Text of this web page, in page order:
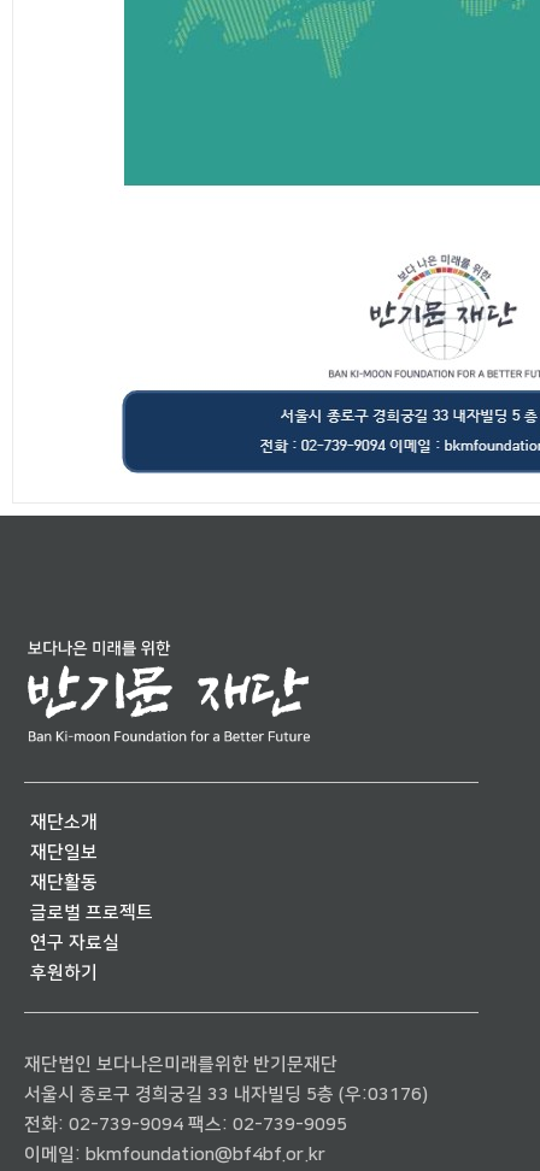
재단소개
재단일보
재단활동
글로벌 프로젝트
연구 자료실
후원하기
재단법인 보다나은미래를위한 반기문재단
서울시 종로구 경희궁길 33 내자빌딩 5층 (우:03176)
전화: 02-739-9094 팩스: 02-739-9095
이메일: bkmfoundation@bf4bf.or.kr